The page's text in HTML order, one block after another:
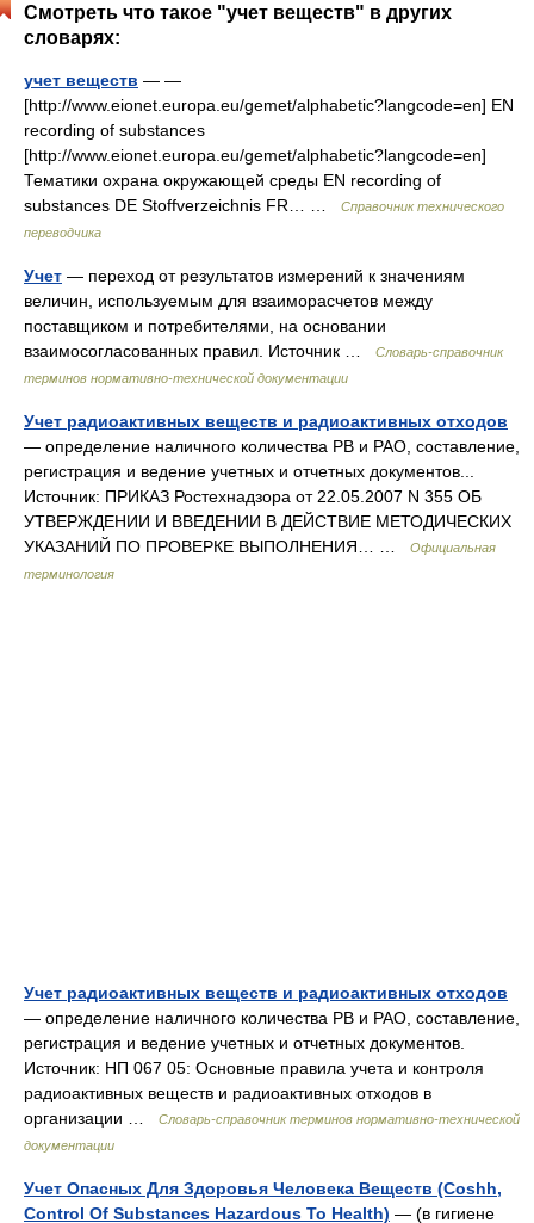
Смотреть что такое "учет веществ" в других
словарях:
учет веществ — —
[http://www.eionet.europa.eu/gemet/alphabetic?langcode=en] EN
recording of substances
[http://www.eionet.europa.eu/gemet/alphabetic?langcode=en]
Тематики охрана окружающей среды EN recording of
substances DE Stoffverzeichnis FR… …
Справочник технического
переводчика
Учет — переход от результатов измерений к значениям
величин, используемым для взаиморасчетов между
поставщиком и потребителями, на основании
взаимосогласованных правил. Источник …
Словарь-справочник
терминов нормативно-технической документации
Учет радиоактивных веществ и радиоактивных отходов
— определение наличного количества РВ и РАО, составление,
регистрация и ведение учетных и отчетных документов...
Источник: ПРИКАЗ Ростехнадзора от 22.05.2007 N 355 ОБ
УТВЕРЖДЕНИИ И ВВЕДЕНИИ В ДЕЙСТВИЕ МЕТОДИЧЕСКИХ
УКАЗАНИЙ ПО ПРОВЕРКЕ ВЫПОЛНЕНИЯ… …
Официальная
терминология
Учет радиоактивных веществ и радиоактивных отходов
— определение наличного количества РВ и РАО, составление,
регистрация и ведение учетных и отчетных документов.
Источник: НП 067 05: Основные правила учета и контроля
радиоактивных веществ и радиоактивных отходов в
организации …
Словарь-справочник терминов нормативно-технической
документации
Учет Опасных Для Здоровья Человека Веществ (Coshh,
Control Of Substances Hazardous To Health) — (в гигиене